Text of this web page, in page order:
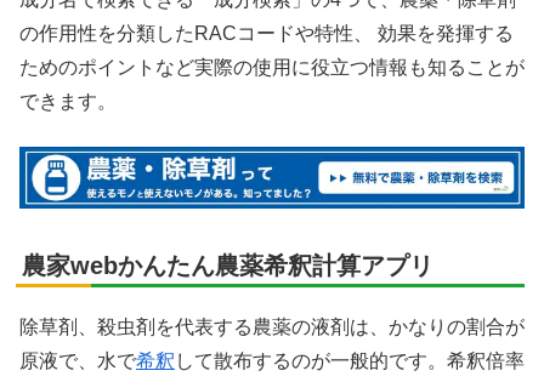
の作用性を分類したRACコードや特性、 効果を発揮する
ためのポイントなど実際の使用に役立つ情報も知ることが
できます。
農家webかんたん農薬希釈計算アプリ
除草剤、殺虫剤を代表する農薬の液剤は、かなりの割合が
原液で、水で希釈 して散布するのが一般的です。希釈倍率